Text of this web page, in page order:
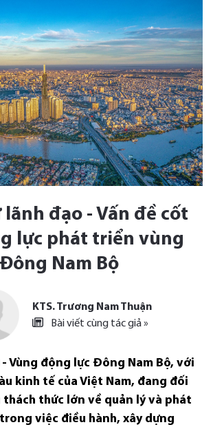
lãnh đạo - Vấn đề cốt
lực phát triển vùng
Đông Nam Bộ
KTS. Trương Nam Thuận
Bài viết cùng tác giả »
Vùng động lực Đông Nam Bộ, với
kinh tế của Việt Nam, đang đối
thức lớn về quản lý và phát
việc điều hành, xây dựng